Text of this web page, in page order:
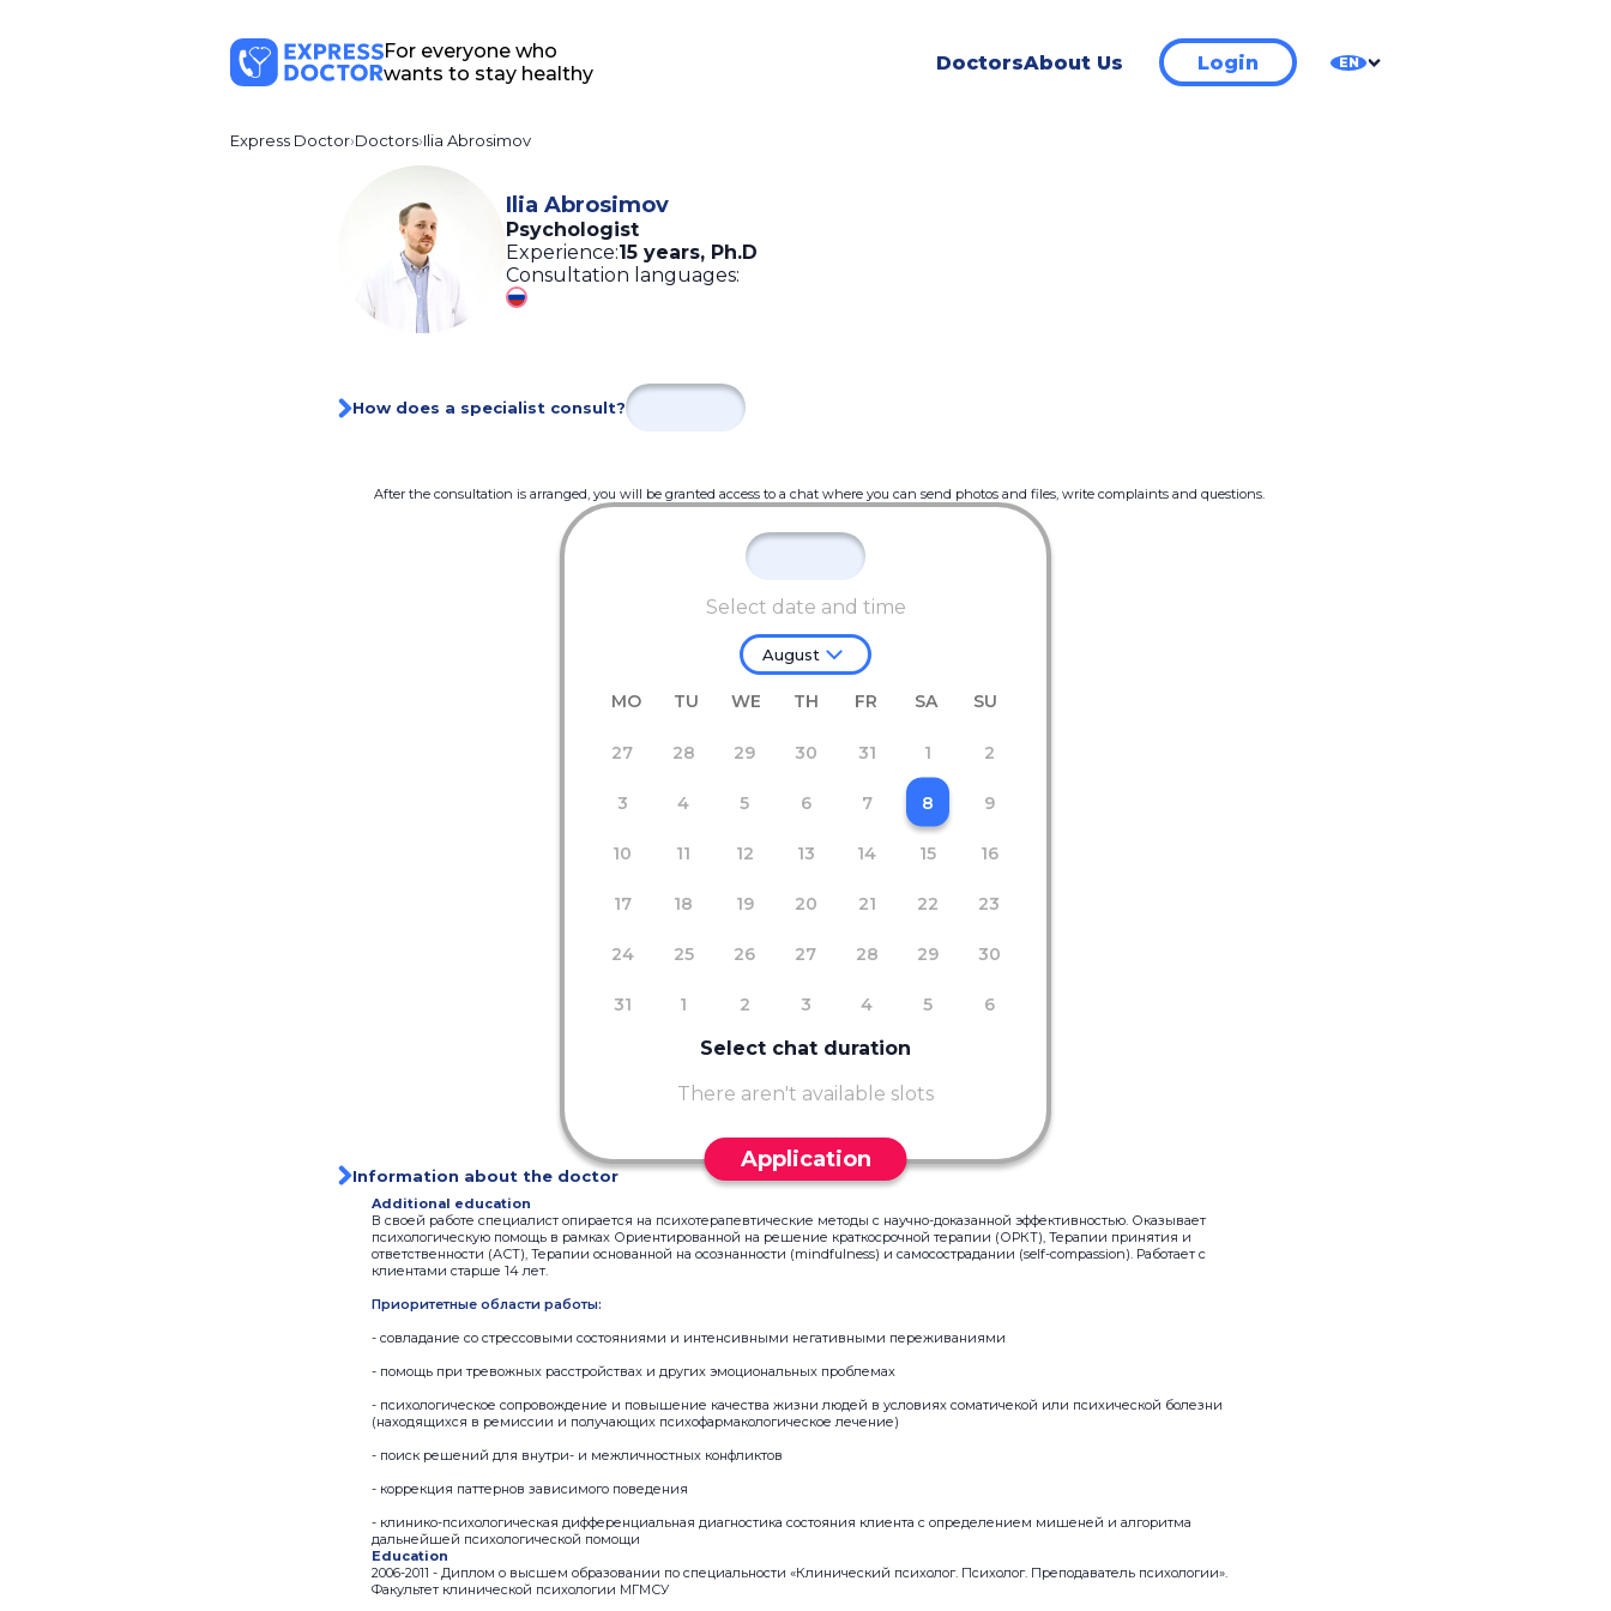
For everyone who
wants to stay healthy
DoctorsAbout Us Login EN
Express Doctor Doctors Ilia Abrosimov
Ilia Abrosimov
Psychologist
Experience:15 years, Ph.D
Consultation languages:
How does a specialist consult?
After the consultation is arranged, you will be granted access to a chat where you can send photos and files, write complaints and questions.
Select date and time
August
MO TU WE TH FR SA SU
27 28 29 30 31 1 2
3 4 5 6 7 8 9
10 11 12 13 14 15 16
17 18 19 20 21 22 23
24 25 26 27 28 29 30
31 1 2 3 4 5 6
Select chat duration
There aren't available slots
Application
Information about the doctor
Additional education
В своей работе специалист опирается на психотерапевтические методы с научно-доказанной эффективностью. Оказывает
психологическую помощь в рамках Ориентированной на решение краткосрочной терапии (ОРКТ), Терапии принятия и
ответственности (АСТ), Терапии основанной на осознанности (mindfulness) и самосострадании (self-compassion). Работает с
клиентами старше 14 лет.
Приоритетные области работы:
- совладание со стрессовыми состояниями и интенсивными негативными переживаниями
- помощь при тревожных расстройствах и других эмоциональных проблемах
- психологическое сопровождение и повышение качества жизни людей в условиях соматичекой или психической болезни
(находящихся в ремиссии и получающих психофармакологическое лечение)
- поиск решений для внутри- и межличностных конфликтов
- коррекция паттернов зависимого поведения
- клинико-психологическая дифференциальная диагностика состояния клиента с определением мишеней и алгоритма
дальнейшей психологической помощи
Education
2006-2011 - Диплом о высшем образовании по специальности «Клинический психолог. Психолог. Преподаватель психологии».
Факультет клинической психологии МГМСУ